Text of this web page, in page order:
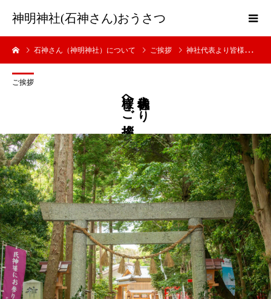
神明神社(石神さん)おうさつ
石神さん（神明神社）について ご挨拶 神社代表より皆様へご挨拶
ご挨拶
神社代表より
皆様へご挨拶